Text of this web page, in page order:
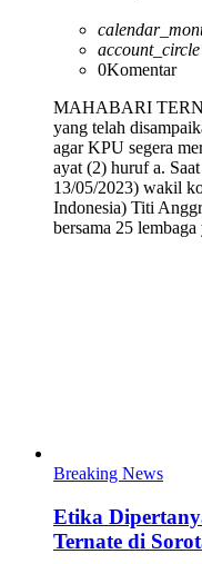
account_circle
0Komentar
MAHABARI
yang telah
agar KPU segera
ayat (2) huruf a.
13/05/2023) wakil
Indonesia) Titi
bersama 25
Breaking News
Etika
Ternate di